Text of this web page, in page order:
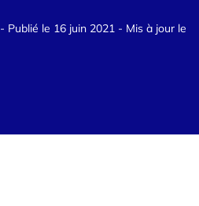
- Publié le 16 juin 2021 - Mis à jour le